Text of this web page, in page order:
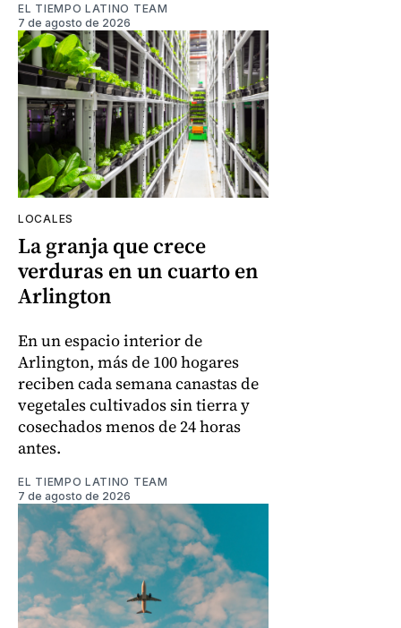
EL TIEMPO LATINO TEAM
7 de agosto de 2026
LOCALES
La granja que crece
verduras en un cuarto en
Arlington
En un espacio interior de
Arlington, más de 100 hogares
reciben cada semana canastas de
vegetales cultivados sin tierra y
cosechados menos de 24 horas
antes.
EL TIEMPO LATINO TEAM
7 de agosto de 2026